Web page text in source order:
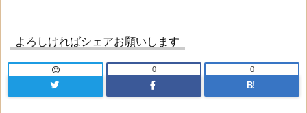
よろしければシェアお願いします
0
B!
0